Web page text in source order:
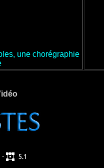
une chorégraphie
-